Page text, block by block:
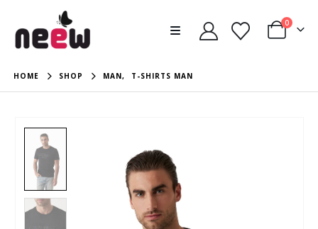
0
HOME SHOP MAN, T-SHIRTS MAN